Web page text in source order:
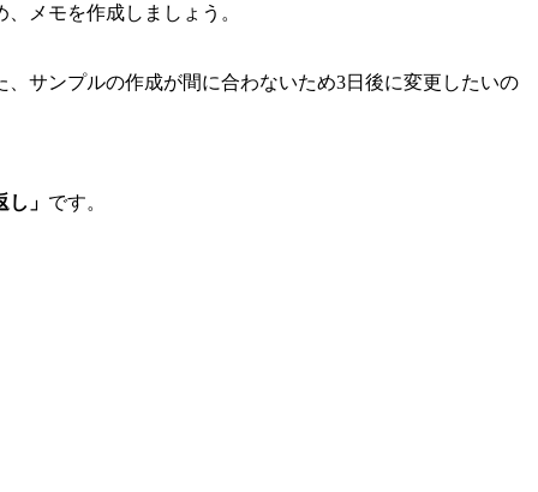
メモを作成しましょう。
サンプルの作成が間に合わないため3日後に変更したいの
」 です。